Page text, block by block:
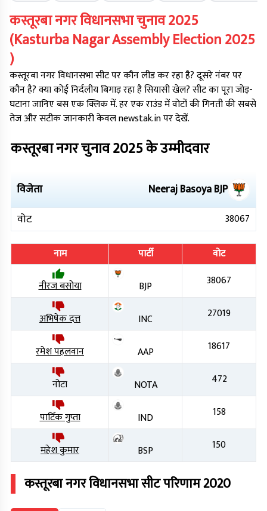
कस्तूरबा नगरविधानसभा चुनाव2025
(Kasturba NagarAssembly Election2025
)
कस्तूरबा नगरविधानसभा सीट पर कौन लीड कर रहा है? दूसरे नंबर पर
कौन है? क्या कोई निर्दलीय बिगाड़ रहा है सियासी खेल? सीट का पूरा जोड़-
घटाना जानिए बस एक क्लिक में. हर एक राउंड में वोटों की गिनती की सबसे
तेज और सटीक जानकारी केवल newstak.in पर देखें.
कस्तूरबा नगरचुनाव2025के उम्मीदवार
विजेता Neeraj BasoyaBJP
वोट
38067
नाम पार्टी
वोट
नीरज बसोया
BJP 38067
अभिषेक दत्त INC 27019
रमेश पहलवान AAP 18617
नोटा NOTA 472
पार्टिक गुप्ता IND 158
महेश कुमार BSP 150
कस्तूरबा नगरविधानसभा सीट परिणाम2020